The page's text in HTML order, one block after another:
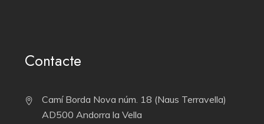
Contacte
Camí Borda Nova núm. 18 (Naus Terravella)
AD500 Andorra la Vella